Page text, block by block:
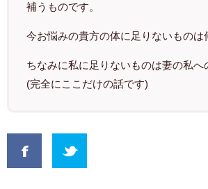
補うものです。
今お悩みの貴方の体に足りないものは
ちなみに私に足りないものは妻の私へ
(完全にここだけの話です)